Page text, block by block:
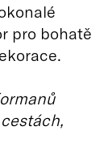
pro bohatě